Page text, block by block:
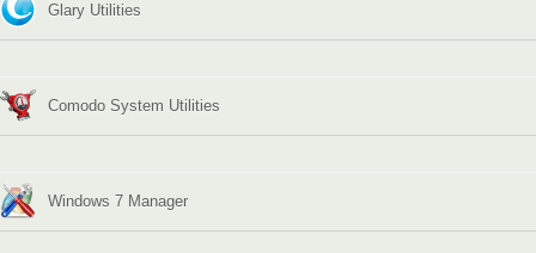
Glary Utilities
Comodo System Utilities
Windows 7 Manager